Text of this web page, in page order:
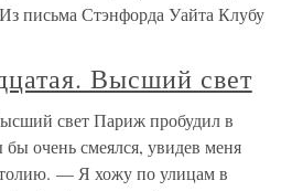
письма Стэнфорда Уайта Клубу
Высший свет
свет Париж пробудил в
очень смеялся, увидев меня
— Я хожу по улицам в